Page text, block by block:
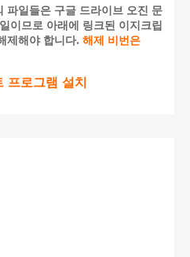
파일들은 구글 드라이브 오진 문
이므로 아래에 링크된 이지크립
제해야 합니다. 해제 비번은
프로그램 설치